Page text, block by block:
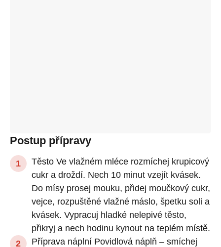
Postup přípravy
Těsto Ve vlažném mléce rozmíchej krupicový
cukr a droždí. Nech 10 minut vzejít kvásek.
Do mísy prosej mouku, přidej moučkový cukr,
vejce, rozpuštěné vlažné máslo, špetku soli a
kvásek. Vypracuj hladké nelepivé těsto,
přikryj a nech hodinu kynout na teplém místě.
Příprava náplní Povidlová náplň – smíchej